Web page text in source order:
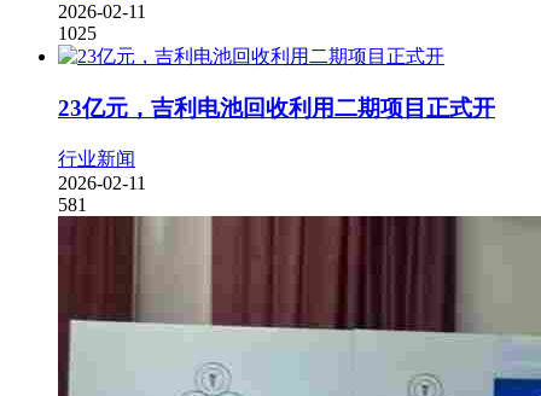
2026-02-11
1025
23亿元，吉利电池回收利用二期项目正式开
行业新闻
2026-02-11
581